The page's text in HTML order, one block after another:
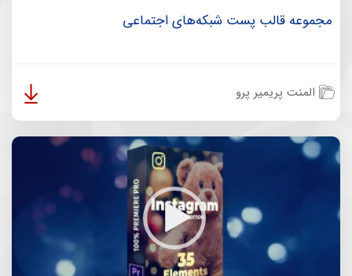
مجموعه قالب پست شبکه‌های اجتماعی
المنت پریمیر پرو